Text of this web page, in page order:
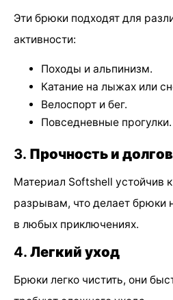
Эти брюки подходят для
активности:
Походы и альпинизм.
Катание на лыжах или
Велоспорт и бег.
Повседневные прогулки.
3. Прочность и
Материал Softshell устойчив
разрывам, что делает
в любых приключениях.
4. Легкий уход
Брюки легко чистить, они